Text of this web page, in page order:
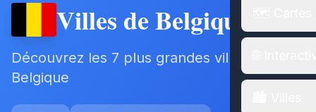
Villes de Belgique
Découvrez les 7 plus grandes villes de
Belgique